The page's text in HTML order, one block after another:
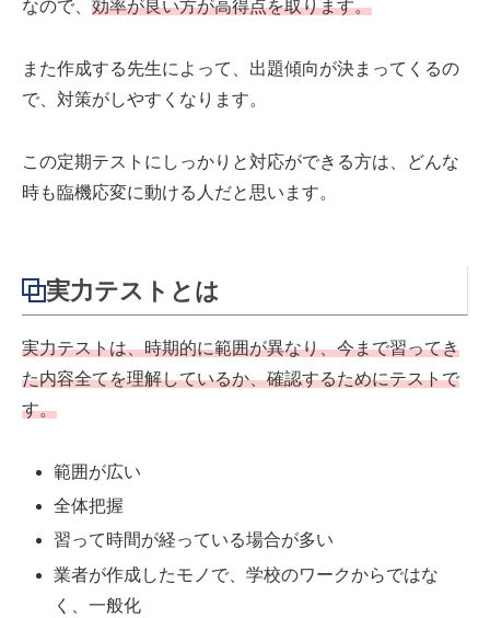
なので、 効率が良い方が高得点を取ります。
また作成する先生によって、出題傾向が決まってくるの
で、対策がしやすくなります。
この定期テストにしっかりと対応ができる方は、どんな
時も臨機応変に動ける人だと思います。
実力テストとは
実力テストは、時期的に範囲が異なり、今まで習ってき
た内容全てを理解しているか、確認するためにテストで
す。
範囲が広い
全体把握
習って時間が経っている場合が多い
業者が作成したモノで、学校のワークからではな
く、一般化